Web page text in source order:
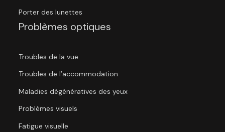
Porter des lunettes
Problèmes optiques
Troubles de la vue
Troubles de l’accommodation
Maladies dégénératives des yeux
Problèmes visuels
Fatigue visuelle